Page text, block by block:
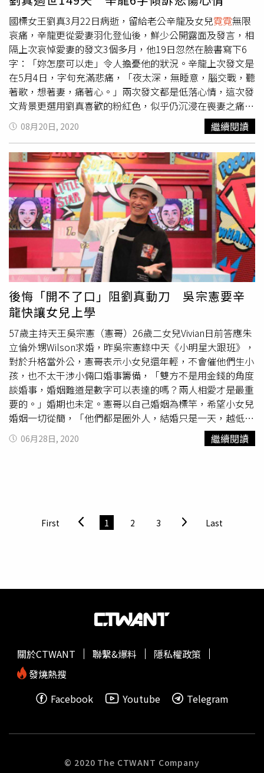
國標女王劉真3月22日病逝，留給老公辛龍及女兒霓霓無限
哀痛，辛龍更從愛妻羽化登仙後，鮮少公開露面及發言，相
隔上次哀悼愛妻的發文3個多月，他19日忽然在臉書寫下6
字：「妳怎麼可以走」令人擔憂他的狀況。辛龍上次發文是
在5月4日，字句充滿悲痛，「夜太深，無睡意，腦交戰，聽
著歌，想著妻，痛著心。」兩次發文都是低落心情，這次發
文背景更選用劉真喜歡的粉紅色，似乎仍沉浸在喪妻之痛。
國標舞女王劉真22日晚上辭世，享年44歲，劉真的靈堂今
（3月25日）下午2點22分開放追悼，余天、吳宗憲自劉真
辛龍心情跌到谷底，至今還沒跟女兒吐實媽媽去哪裡，只
說：「媽媽去旅遊了」。辛龍中午低調從後門進入愛妻靈
堂，他模樣憔悴，而余天心疼表示，辛龍現在還是想不開、
心情跌到谷底，也不知道該做什麼、心神不寧的樣子，辛龍
至今還沒跟女兒吐實媽媽去哪裡，只說：「媽媽去旅遊
了」，只要說到劉真，眼眶就會泛紅。余天透露未來一切發
言都會交給吳宗憲，他也感嘆：「我也跟吳宗憲說，未來演
藝圈的大小事也要靠他被我幫忙，我也老了。」語氣相當感
慨，他提及至今未見劉真、辛龍的4歲女兒霓霓。
08月20日, 2020 繼續閱讀
後悔「開不了口」阻劉真動刀 吳宗憲要辛
龍快讓女兒上學
57歲主持天王吳宗憲（憲哥）26歲二女兒Vivian日前答應朱
立倫外甥Wilson求婚，昨吳宗憲錄中天《小明星大跟班》，
對於升格當外公，憲哥表示小女兒還年輕，不會催他們生小
孩，也不太干涉小倆口婚事籌備，「雙方不是用金錢的角度
談婚事，婚姻難道是數字可以表達的嗎？兩人相愛才是最重
要的。」婚期也未定。憲哥以自己婚姻為標竿，希望小女兒
婚姻一切從簡，「他們都是圈外人，結婚只是一天，越低調
越好」透露小倆口感情穩定。但因父親明星光環，讓不習慣
受媒體矚目的小女兒感到排斥，跟爸爸抱怨「有媒體守在我
歲女兒洗澡、換尿片，開導他要多出來走走。而辛龍4歲女
至今還沒上學，吳宗憲從旁建議辛龍趕快讓女兒接觸
好阻止她動手術，「開不了口說好好的別動刀，很遺憾沒有
06月28日, 2020 繼續閱讀
First 1 2 3 Last
關於CTWANT 聯繫&爆料
隱私權政策
發燒熱搜
Facebook
Youtube Telegram
© 2020 The CTWANT Company